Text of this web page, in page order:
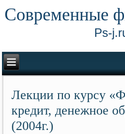
Современные
Ps-
Лекции по курсу
кредит, денежное
(2004г.)